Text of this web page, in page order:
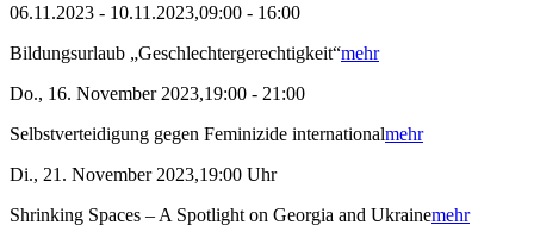
06.11.2023 - 10.11.2023,09:00 - 16:00
Bildungsurlaub „Geschlechtergerechtigkeit“mehr
Do., 16. November 2023,19:00 - 21:00
Selbstverteidigung gegen Feminizide internationalmehr
Di., 21. November 2023,19:00 Uhr
Shrinking Spaces – A Spotlight on Georgia and Ukrainemehr